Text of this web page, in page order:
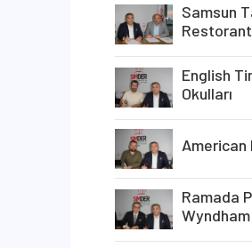
Samsun
Restorant
English
Okulları
American
Ramada